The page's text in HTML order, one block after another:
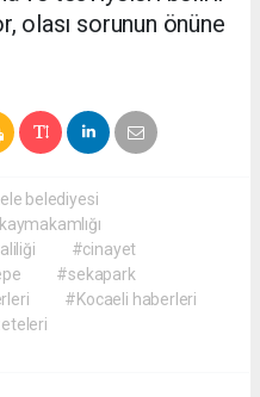
olası sorunun önüne
belediyesi
#cinayet
#sekapark
#Kocaeli haberleri